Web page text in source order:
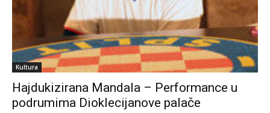
Kultura
Hajdukizirana Mandala – Performance u
podrumima Dioklecijanove palače